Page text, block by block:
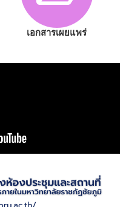
เอกสารเผยแพร่